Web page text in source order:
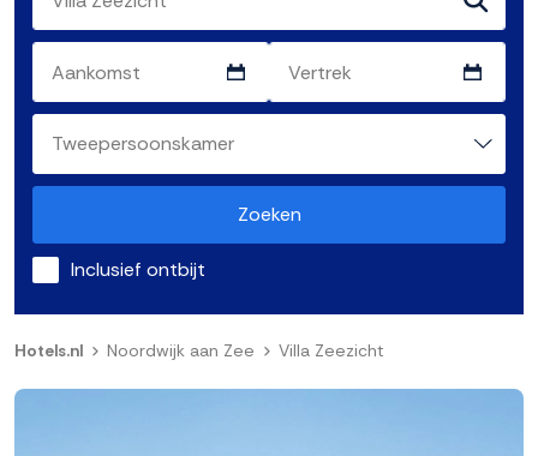
Zoeken
Inclusief ontbijt
Hotels.nl Noordwijk aan Zee Villa Zeezicht